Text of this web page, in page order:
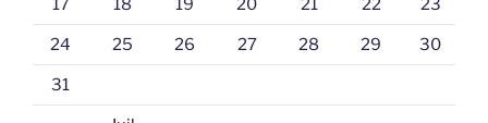
24 25 26 27 28 29 30
31